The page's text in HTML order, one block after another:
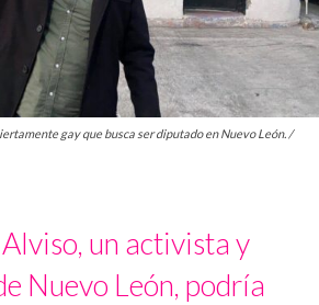
gay que busca ser diputado en Nuevo León. /
un activista y
Nuevo León, podría